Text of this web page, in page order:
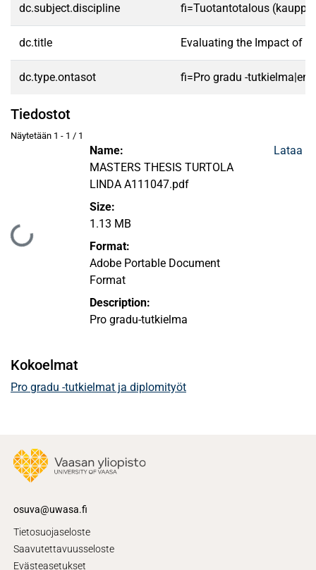
dc.subject.discipline fi=Tuotantotalous
dc.title Evaluating the Impact of
dc.type.ontasot fi=Pro gradu -
Tiedostot
Näytetään 1 - 1 / 1
Ladataan...
Name:
MASTERS THESIS TURTOLA
LINDA A111047.pdf
Size:
1.13 MB
Format:
Adobe Portable Document
Format
Description:
Pro gradu-tutkielma
Lataa
Kokoelmat
Pro gradu -tutkielmat ja diplomityöt
osuva@uwasa.fi
Tietosuojaseloste
Saavutettavuusseloste
Evästeasetukset